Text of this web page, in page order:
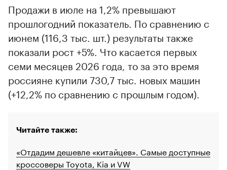
Продажи в июле на 1,2% превышают
прошлогодний показатель. По сравнению с
июнем (116,3 тыс. шт.) результаты также
показали рост +5%. Что касается первых
семи месяцев 2026 года, то за это время
россияне купили 730,7 тыс. новых машин
(+12,2% по сравнению с прошлым годом).
Читайте также:
«Отдадим дешевле «китайцев». Самые доступные
кроссоверы Toyota, Kia и VW